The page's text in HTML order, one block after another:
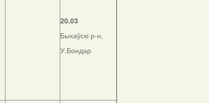
20.03
Быхаўскі р-н,
У.Бондар